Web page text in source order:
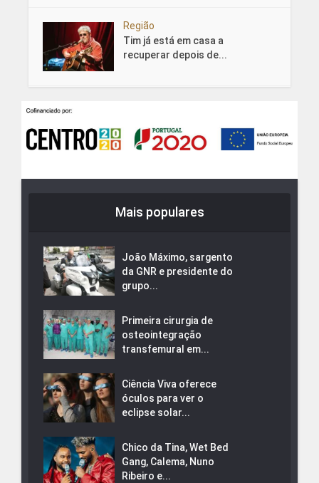
Região
Tim já está em casa a
recuperar depois de...
Mais populares
João Máximo, sargento
da GNR e presidente do
grupo...
Primeira cirurgia de
osteointegração
transfemural em...
Ciência Viva oferece
óculos para ver o
eclipse solar...
Chico da Tina, Wet Bed
Gang, Calema, Nuno
Ribeiro e...